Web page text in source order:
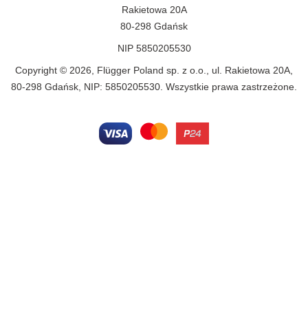
Rakietowa 20A
80-298 Gdańsk
NIP 5850205530
Copyright © 2026, Flügger Poland sp. z o.o., ul. Rakietowa 20A,
80-298 Gdańsk, NIP: 5850205530. Wszystkie prawa zastrzeżone.